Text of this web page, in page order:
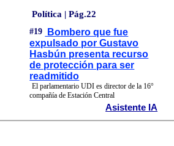
Política | Pág.22
#19
Bombero que fue
expulsado por Gustavo
Hasbún presenta recurso
de protección para ser
readmitido
El parlamentario UDI es director de la 16°
compañía de Estación Central
Asistente IA